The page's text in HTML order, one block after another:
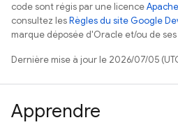
code sont régis par une licence
consultez lesRègles du site Google
marque déposée d'Oracle et/ou de
Dernière mise à jour le 2026/07/05
Apprendre